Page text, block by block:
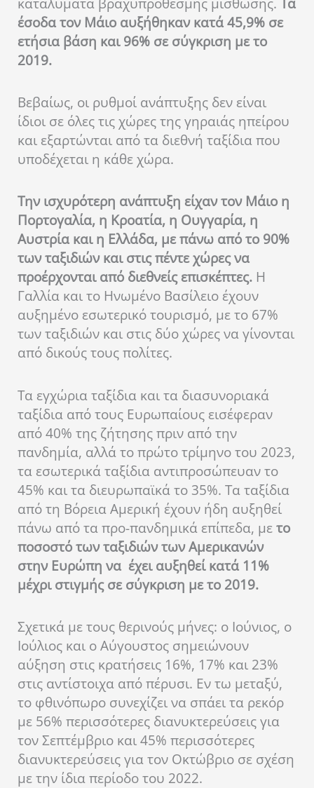
έσοδα τον Μάιο αυξήθηκαν κατά 45,9% σε
ετήσια βάση και 96% σε σύγκριση με το
2019.
Βεβαίως, οι ρυθμοί ανάπτυξης δεν είναι
ίδιοι σε όλες τις χώρες της γηραιάς ηπείρου
και εξαρτώνται από τα διεθνή ταξίδια που
υποδέχεται η κάθε χώρα.
Την ισχυρότερη ανάπτυξη είχαν τον Μάιο η
Πορτογαλία, η Κροατία, η Ουγγαρία, η
Αυστρία και η Ελλάδα, με πάνω από το 90%
των ταξιδιών και στις πέντε χώρες να
προέρχονται από διεθνείς επισκέπτες. Η
Γαλλία και το Ηνωμένο Βασίλειο έχουν
αυξημένο εσωτερικό τουρισμό, με το 67%
των ταξιδιών και στις δύο χώρες να γίνονται
από δικούς τους πολίτες.
Τα εγχώρια ταξίδια και τα διασυνοριακά
ταξίδια από τους Ευρωπαίους εισέφεραν
από 40% της ζήτησης πριν από την
πανδημία, αλλά το πρώτο τρίμηνο του 2023,
τα εσωτερικά ταξίδια αντιπροσώπευαν το
45% και τα διευρωπαϊκά το 35%. Τα ταξίδια
από τη Βόρεια Αμερική έχουν ήδη αυξηθεί
πάνω από τα προ-πανδημικά επίπεδα, μετο
ποσοστό των ταξιδιών των Αμερικανών
στην Ευρώπη να έχει αυξηθεί κατά 11%
μέχρι στιγμής σε σύγκριση με το 2019.
Σχετικά με τους θερινούς μήνες: ο Ιούνιος, ο
Ιούλιος και ο Αύγουστος σημειώνουν
αύξηση στις κρατήσεις 16%, 17% και 23%
στις αντίστοιχα από πέρυσι. Εν τω μεταξύ,
το φθινόπωρο συνεχίζει να σπάει τα ρεκόρ
με 56% περισσότερες διανυκτερεύσεις για
τον Σεπτέμβριο και 45% περισσότερες
διανυκτερεύσεις για τον Οκτώβριο σε σχέση
με την ίδια περίοδο του 2022.